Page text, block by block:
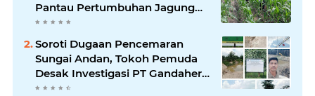
Pantau Pertumbuhan Jagung
Petani di Desa Air Hitam
Soroti Dugaan Pencemaran
Sungai Andan, Tokoh Pemuda
Desak Investigasi PT Gandahera
Hendana